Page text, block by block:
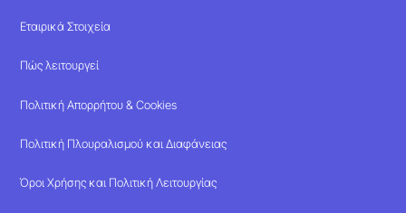
Εταιρικά Στοιχεία
Πώς λειτουργεί
Πολιτική Απορρήτου & Cookies
Πολιτική Πλουραλισμού και Διαφάνειας
Όροι Χρήσης και Πολιτική Λειτουργίας